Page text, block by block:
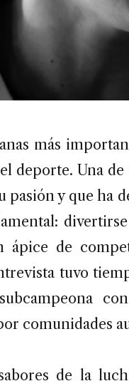
más
deporte. Una de
pasión y que ha
ápice de
tuvo
comunidades
de la